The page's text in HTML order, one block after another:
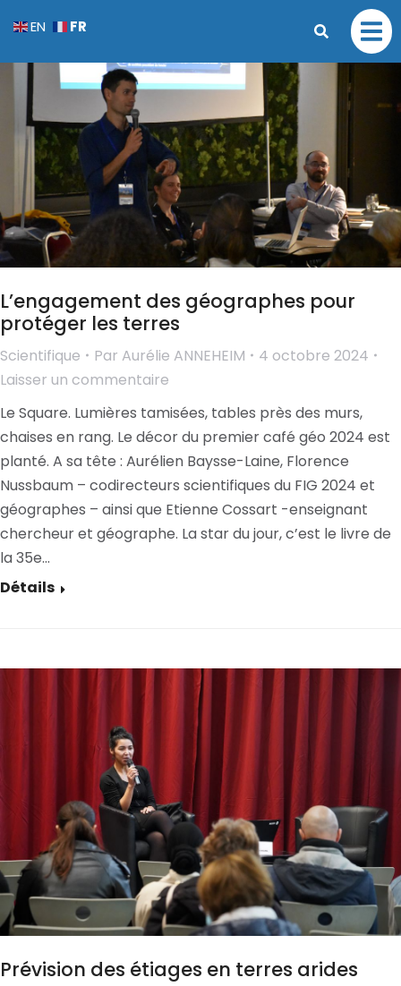
L’engagement des géographes pour
protéger les terres
Scientifique Par Aurélie ANNEHEIM
4 octobre 2024
Laisser un commentaire
Le Square. Lumières tamisées, tables près des murs,
chaises en rang. Le décor du premier café géo 2024 est
planté. A sa tête : Aurélien Baysse-Laine, Florence
Nussbaum – codirecteurs scientifiques du FIG 2024 et
géographes – ainsi que Etienne Cossart -enseignant
chercheur et géographe. La star du jour, c’est le livre de
la 35e…
Détails
Prévision des étiages en terres arides
EN FR